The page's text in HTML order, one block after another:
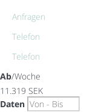
Anfragen
Telefon
Telefon
Ab/Woche
11.319 SEK
Daten